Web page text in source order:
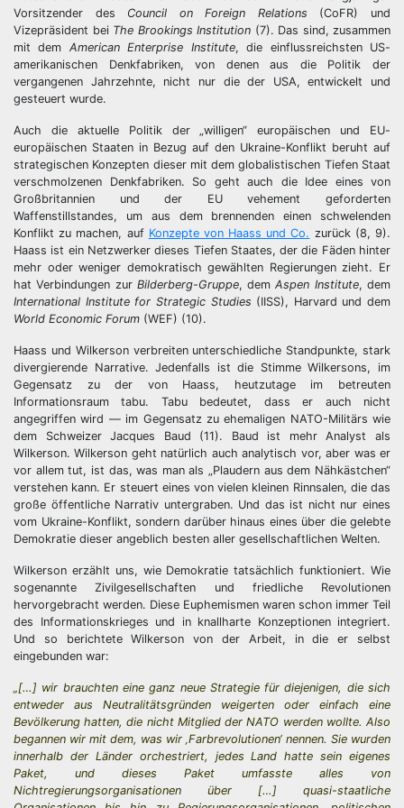
Vorsitzender des Council on Foreign Relations (CoFR) und
Vizepräsident bei The Brookings Institution (7). Das sind, zusammen
mit dem American Enterprise Institute, die einflussreichsten US-
amerikanischen Denkfabriken, von denen aus die Politik der
vergangenen Jahrzehnte, nicht nur die der USA, entwickelt und
gesteuert wurde.
Auch die aktuelle Politik der „willigen“ europäischen und EU-
europäischen Staaten in Bezug auf den Ukraine-Konflikt beruht auf
strategischen Konzepten dieser mit dem globalistischen Tiefen Staat
verschmolzenen Denkfabriken. So geht auch die Idee eines von
Großbritannien und der EU vehement geforderten
Waffenstillstandes, um aus dem brennenden einen schwelenden
Konflikt zu machen, auf Konzepte von Haass und Co. zurück (8, 9).
Haass ist ein Netzwerker dieses Tiefen Staates, der die Fäden hinter
mehr oder weniger demokratisch gewählten Regierungen zieht. Er
hat Verbindungen zur Bilderberg-Gruppe, demAspen Institute, dem
International Institute for Strategic Studies (IISS), Harvard und dem
World Economic Forum (WEF) (10).
Haass und Wilkerson verbreiten unterschiedliche Standpunkte, stark
divergierende Narrative. Jedenfalls ist die Stimme Wilkersons, im
Gegensatz zu der von Haass, heutzutage im betreuten
Informationsraum tabu. Tabu bedeutet, dass er auch nicht
angegriffen wird — im Gegensatz zu ehemaligen NATO-Militärs wie
dem Schweizer Jacques Baud (11). Baud ist mehr Analyst als
Wilkerson. Wilkerson geht natürlich auch analytisch vor, aber was er
vor allem tut, ist das, was man als „Plaudern aus dem Nähkästchen“
verstehen kann. Er steuert eines von vielen kleinen Rinnsalen, die das
große öffentliche Narrativ untergraben. Und das ist nicht nur eines
vom Ukraine-Konflikt, sondern darüber hinaus eines über die gelebte
Demokratie dieser angeblich besten aller gesellschaftlichen Welten.
Wilkerson erzählt uns, wie Demokratie tatsächlich funktioniert. Wie
sogenannte Zivilgesellschaften und friedliche Revolutionen
hervorgebracht werden. Diese Euphemismen waren schon immer Teil
des Informationskrieges und in knallharte Konzeptionen integriert.
Und so berichtete Wilkerson von der Arbeit, in die er selbst
eingebunden war:
„[…] wir brauchten eine ganz neue Strategie für diejenigen, die sich
entweder aus Neutralitätsgründen weigerten oder einfach eine
Bevölkerung hatten, die nicht Mitglied der NATO werden wollte. Also
begannen wir mit dem, was wir ‚Farbrevolutionen‘ nennen. Sie wurden
innerhalb der Länder orchestriert, jedes Land hatte sein eigenes
Paket, und dieses Paket umfasste alles von
Nichtregierungsorganisationen über […] quasi-staatliche